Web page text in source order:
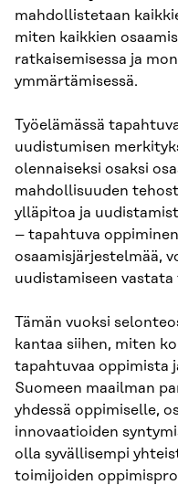
mahdollistetaan
miten kaikkien
ratkaisemisessa ja
ymmärtämisessä.
Työelämässä
uudistumisen
olennaiseksi osaksi
mahdollisuuden
ylläpitoa ja
– tapahtuva
osaamisjärjestelmää,
uudistamiseen
Tämän vuoksi
kantaa siihen, miten
tapahtuvaa oppimista
Suomeen maailman
yhdessä oppimiselle,
innovaatioiden
olla syvällisempi
toimijoiden